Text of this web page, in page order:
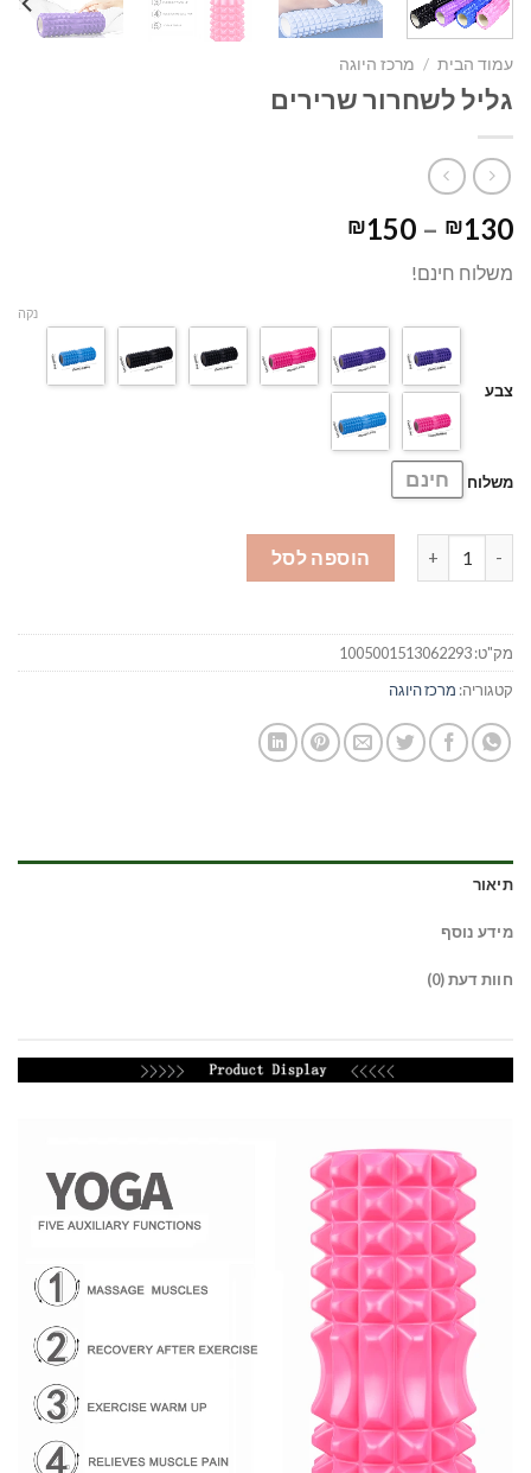
עמוד הבית / מרכז היוגה
גליל לשחרור שרירים
₪130
–
₪150
משלוח חינם!
צבע
משלוח חינם
נקה
כמות של גליל לשחרור שרירים
הוספה לסל
מק"ט:1005001513062293
קטגוריה: מרכז היוגה
תיאור
מידע נוסף
חוות דעת (0)